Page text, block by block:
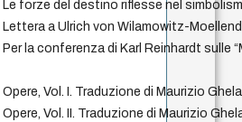
Le forze del destino riflesse nel
Lettera a Ulrich von Wilamowitz-
Per la conferenza di Karl Reinhardt sulle
Opere, Vol. I. Traduzione di Maurizio
Vol. II. Traduzione di Maurizio